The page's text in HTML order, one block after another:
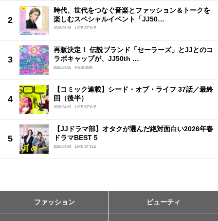
時代、世代をつなぐ音楽とファッション＆トークを
楽しむスペシャルイベント「JJ50…
2026.03.26 LIFE STYLE
再販決定！ 伝説ブランド「セーラーズ」とJJとのコ
ラボキャップが、JJ50th …
2026.04.06 FASHION
【コミック連載】シード・オブ・ライフ 37話／最終
回（後半）
2026.04.09 LIFE STYLE
【JJドラマ部】オタクが選んだ絶対面白い2026年春
ドラマBEST５
2026.04.09 LIFE STYLE
ファッション ビューティ